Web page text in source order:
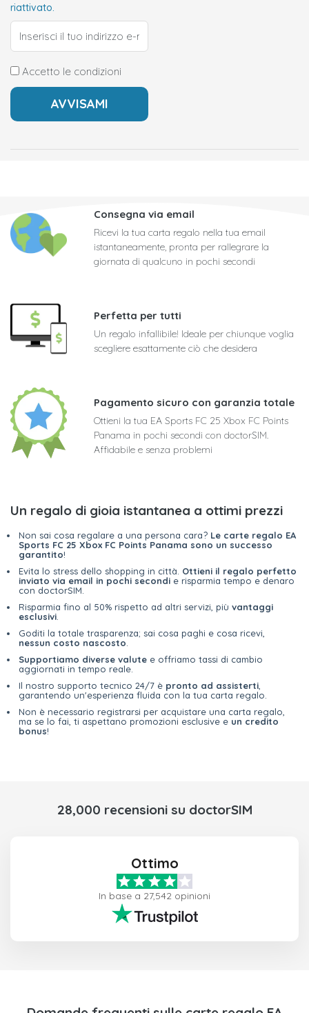
riattivato.
Accetto le condizioni
Consegna via email
Ricevi la tua carta regalo nella tua email
istantaneamente, pronta per rallegrare la
giornata di qualcuno in pochi secondi
Perfetta per tutti
Un regalo infallibile! Ideale per chiunque voglia
scegliere esattamente ciò che desidera
Pagamento sicuro con garanzia totale
Ottieni la tua EA Sports FC 25 Xbox FC Points
Panama in pochi secondi con doctorSIM.
Affidabile e senza problemi
Un regalo di gioia istantanea a ottimi prezzi
Non sai cosa regalare a una persona cara? Le carte regalo EA
Sports FC 25 Xbox FC Points Panama sono un successo
garantito!
Evita lo stress dello shopping in città. Ottieni il regalo perfetto
inviato via email in pochi secondi e risparmia tempo e denaro
con doctorSIM.
Risparmia fino al 50% rispetto ad altri servizi, più vantaggi
esclusivi
Goditi la totale trasparenza; sai cosa paghi e cosa ricevi,
nessun costo nascosto
Supportiamo diverse valute e offriamo tassi di cambio
aggiornati in tempo reale.
Il nostro supporto tecnico 24/7 è pronto ad assisterti
garantendo un'esperienza fluida con la tua carta regalo.
Non è necessario registrarsi per acquistare una carta regalo,
ma se lo fai, ti aspettano promozioni esclusive e un credito
bonus!
28,000 recensioni su doctorSIM
Ottimo
In base a 27,542 opinioni